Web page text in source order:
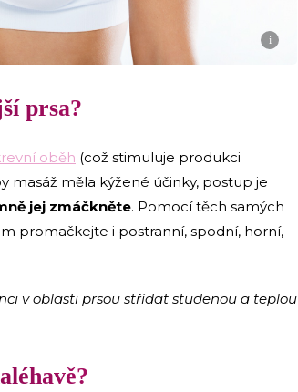
i
prsa?
oběh (což stimuluje produkci
masáž měla kýžené účinky, postup je
jej zmáčkněte. Pomocí těch samých
promačkejte i postranní, spodní, horní,
v oblasti prsou střídat studenou a teplou